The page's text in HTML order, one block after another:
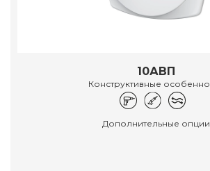
10АВП
Конструктивные
Дополнительные опции